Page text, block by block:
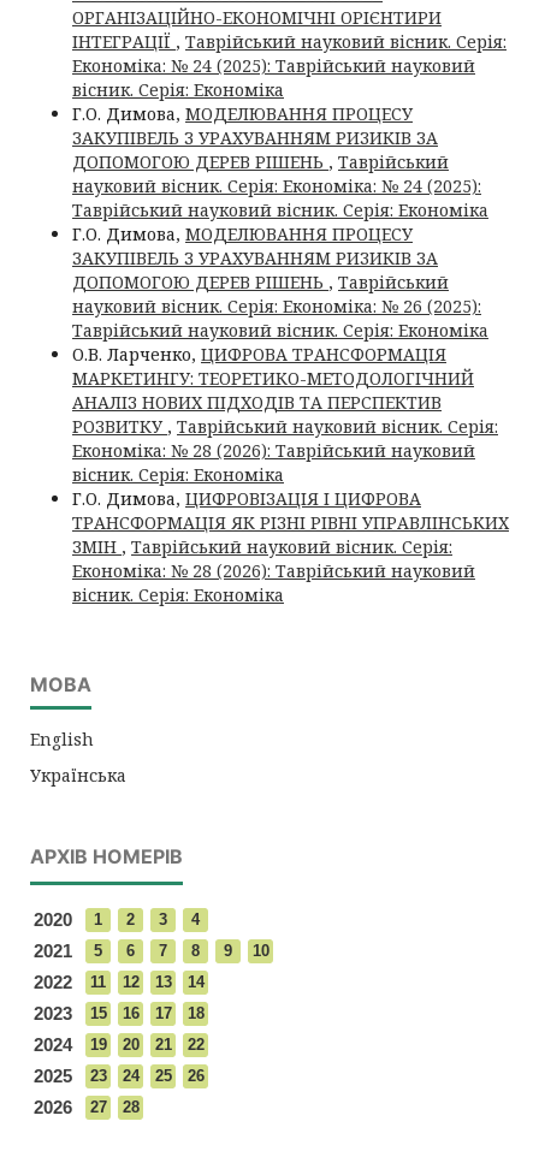
ОРГАНІЗАЦІЙНО-ЕКОНОМІЧНІ ОРІЄНТИРИ
ІНТЕГРАЦІЇ , Таврійський науковий вісник. Серія:
Економіка: № 24 (2025): Таврійський науковий
вісник. Серія: Економіка
Г.О. Димова, МОДЕЛЮВАННЯ ПРОЦЕСУ
ЗАКУПІВЕЛЬ З УРАХУВАННЯМ РИЗИКІВ ЗА
ДОПОМОГОЮ ДЕРЕВ РІШЕНЬ , Таврійський
науковий вісник. Серія: Економіка: № 24 (2025):
Таврійський науковий вісник. Серія: Економіка
Г.О. Димова, МОДЕЛЮВАННЯ ПРОЦЕСУ
ЗАКУПІВЕЛЬ З УРАХУВАННЯМ РИЗИКІВ ЗА
ДОПОМОГОЮ ДЕРЕВ РІШЕНЬ , Таврійський
науковий вісник. Серія: Економіка: № 26 (2025):
Таврійський науковий вісник. Серія: Економіка
О.В. Ларченко, ЦИФРОВА ТРАНСФОРМАЦІЯ
МАРКЕТИНГУ: ТЕОРЕТИКО-МЕТОДОЛОГІЧНИЙ
АНАЛІЗ НОВИХ ПІДХОДІВ ТА ПЕРСПЕКТИВ
РОЗВИТКУ , Таврійський науковий вісник. Серія:
Економіка: № 28 (2026): Таврійський науковий
вісник. Серія: Економіка
Г.О. Димова, ЦИФРОВІЗАЦІЯ І ЦИФРОВА
ТРАНСФОРМАЦІЯ ЯК РІЗНІ РІВНІ УПРАВЛІНСЬКИХ
ЗМІН , Таврійський науковий вісник. Серія:
Економіка: № 28 (2026): Таврійський науковий
вісник. Серія: Економіка
МОВА
English
Українська
АРХІВ НОМЕРІВ
2020 1 2 3 4
2021 5 6 7 8 9 10
2022 11 12 13 14
2023 15 16 17 18
2024 19 20 21 22
2025 23 24 25 26
2026 27 28